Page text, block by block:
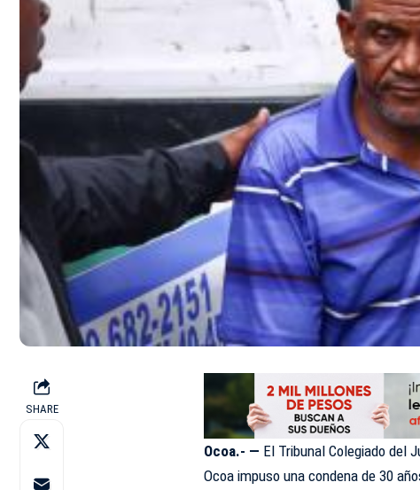
SHARE
Ocoa.- — El Tribunal Colegiado del
Ocoa impuso una condena de 30